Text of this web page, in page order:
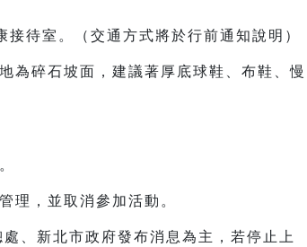
待室。（交通方式將於行前通知說明）
為碎石坡面，建議著厚底球鞋、布鞋、慢
理，並取消參加活動。
、新北市政府發布消息為主，若停止上